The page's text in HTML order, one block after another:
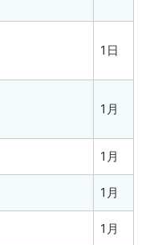
1日
1月
1月
1月
1月